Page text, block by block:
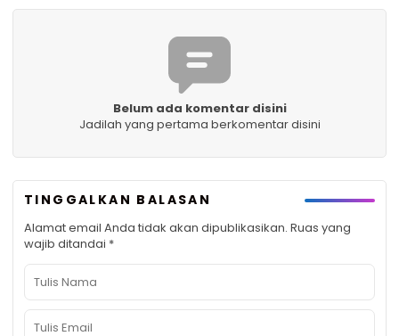
Belum ada komentar disini
Jadilah yang pertama berkomentar disini
TINGGALKAN BALASAN
Alamat email Anda tidak akan dipublikasikan. Ruas yang
wajib ditandai *